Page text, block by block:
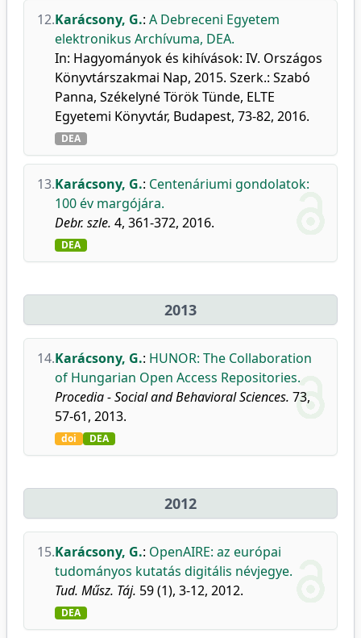
12.Karácsony, G.: A Debreceni Egyetem
elektronikus Archívuma, DEA.
In: Hagyományok és kihívások: IV. Országos
Könyvtárszakmai Nap, 2015. Szerk.: Szabó
Panna, Székelyné Török Tünde, ELTE
Egyetemi Könyvtár, Budapest, 73-82, 2016.
DEA
13.Karácsony, G.: Centenáriumi gondolatok:
100 év margójára.
Debr. szle. 4, 361-372, 2016.
DEA
2013
14.Karácsony, G.: HUNOR: The Collaboration
of Hungarian Open Access Repositories.
Procedia - Social and Behavioral Sciences. 73,
57-61, 2013.
doi DEA
2012
15.Karácsony, G.: OpenAIRE: az európai
tudományos kutatás digitális névjegye.
Tud. Műsz. Táj. 59 (1), 3-12, 2012.
DEA